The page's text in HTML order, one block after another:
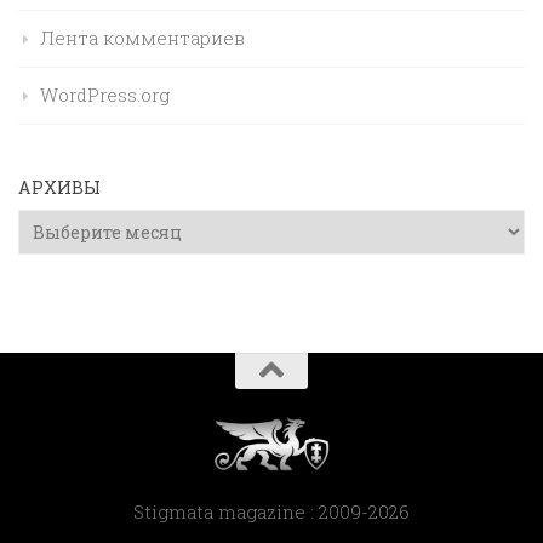
Лента комментариев
WordPress.org
АРХИВЫ
Архивы
Stigmata magazine : 2009-2026